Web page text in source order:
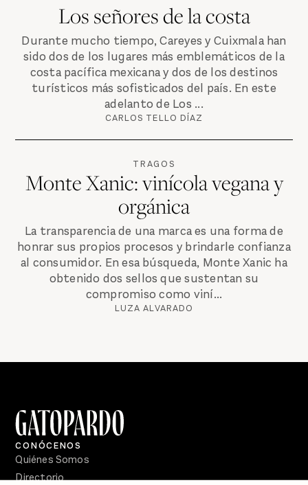
Los señores de la costa
Durante mucho tiempo, Careyes y Cuixmala han
sido dos de los lugares más emblemáticos de la
costa pacífica mexicana y dos de los destinos
turísticos más sofisticados del país. En este
adelanto de Los ...
CARLOS TELLO DÍAZ
TRAGOS
Monte Xanic: vinícola vegana y
orgánica
La transparencia de una marca es una forma de
honrar sus propios procesos y brindarle confianza
al consumidor. En esa búsqueda, Monte Xanic ha
obtenido dos sellos que sustentan su
compromiso como viní...
LUZA ALVARADO
CONÓCENOS
Quiénes Somos
Directorio